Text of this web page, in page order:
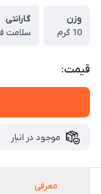
وزن
10 گرم
گارانتی
سلامت
قیمت:
موجود در انبار
معرفی